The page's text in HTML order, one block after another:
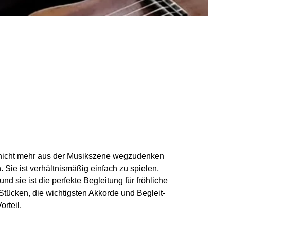
mehr aus der Musikszene wegzudenken
Sie ist verhältnismäßig einfach zu spielen,
sie ist die perfekte Begleitung für fröhliche
die wichtigsten Akkorde und Begleit-